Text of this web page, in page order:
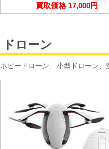
買取価格 17,000円
ドローン
ホビードローン、小型ドローン